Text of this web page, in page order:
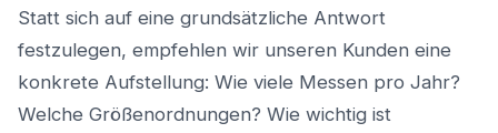
Statt sich auf eine grundsätzliche Antwort
festzulegen, empfehlen wir unseren Kunden eine
konkrete Aufstellung: Wie viele Messen pro Jahr?
Welche Größenordnungen? Wie wichtig ist